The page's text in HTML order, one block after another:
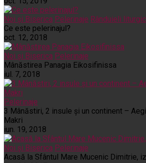
Noi și Biserica Pelerinaje Rânduieli
Ce este pelerinajul?
oct. 12, 2018
Noi și Biserica Pelerinaje
Mânăstirea Panagia Eikosifinissa
iul. 7, 2018
Pelerinaje
3 Mânăstiri, 2 insule și un continent –
Makri
iun. 19, 2018
Noi și Biserica Pelerinaje
Acasă la Sfântul Mare Mucenic Dimitrie,